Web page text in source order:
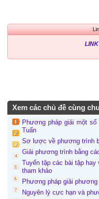
Xem các chủ đề cùng
Phương pháp giải một
Tuấn
Sơ lược về phương trình
Giải phương trình bằng
Tuyển tập các bài tập
tham khảo
Phương pháp giải
Nguyên lý cực hạn và